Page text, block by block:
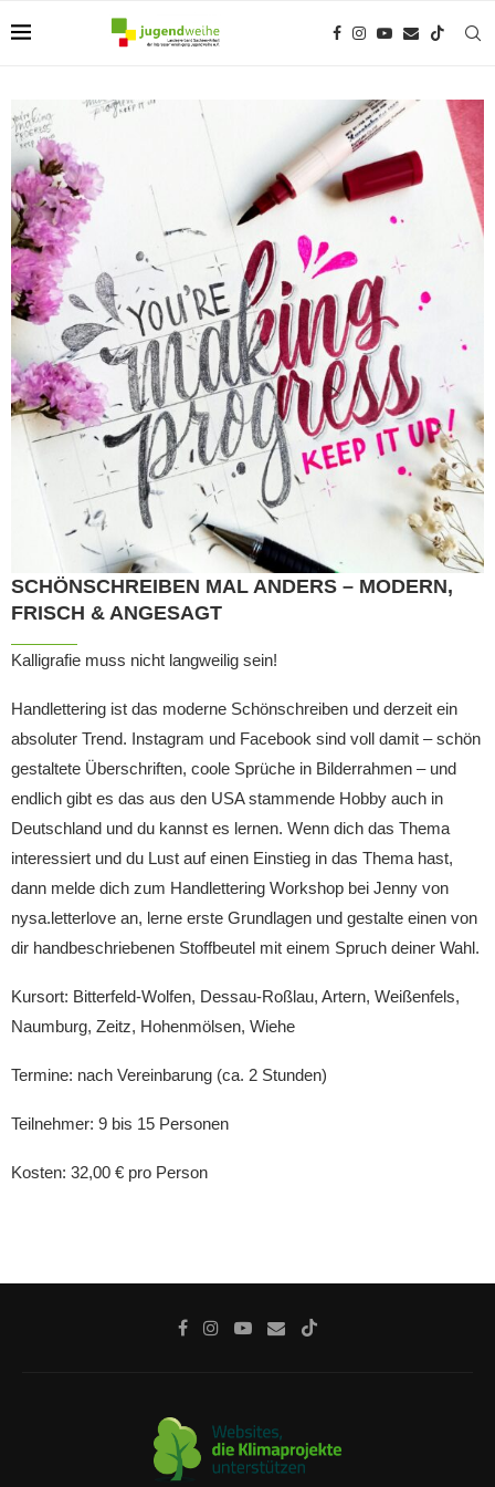
SCHÖNSCHREIBEN MAL ANDERS – MODERN,
FRISCH & ANGESAGT
Kalligrafie muss nicht langweilig sein!
Handlettering ist das moderne Schönschreiben und derzeit ein
absoluter Trend. Instagram und Facebook sind voll damit – schön
gestaltete Überschriften, coole Sprüche in Bilderrahmen – und
endlich gibt es das aus den USA stammende Hobby auch in
Deutschland und du kannst es lernen. Wenn dich das Thema
interessiert und du Lust auf einen Einstieg in das Thema hast,
dann melde dich zum Handlettering Workshop bei Jenny von
nysa.letterlove an, lerne erste Grundlagen und gestalte einen von
dir handbeschriebenen Stoffbeutel mit einem Spruch deiner Wahl.
Kursort: Bitterfeld-Wolfen, Dessau-Roßlau, Artern, Weißenfels,
Naumburg, Zeitz, Hohenmölsen, Wiehe
Termine: nach Vereinbarung (ca. 2 Stunden)
Teilnehmer: 9 bis 15 Personen
Kosten: 32,00 € pro Person